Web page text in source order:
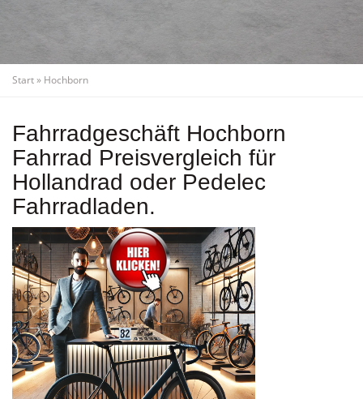
Start» Hochborn
Fahrradgeschäft Hochborn
Fahrrad Preisvergleich für
Hollandrad oder Pedelec
Fahrradladen.